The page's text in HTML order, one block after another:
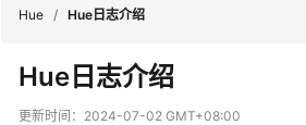
新
动
Hue / Hue日志介绍
Hue日志介绍
更新时间： 2024-07-02 GMT+08:00